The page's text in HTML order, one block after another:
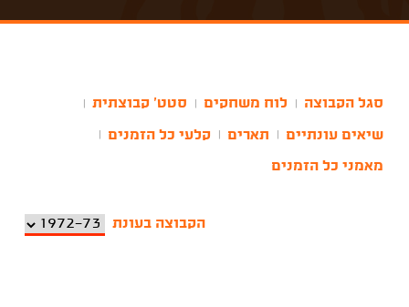
סגל הקבוצה לוח משחקים סטט' קבוצתית
שיאים עונתיים תארים קלעי כל הזמנים
מאמני כל הזמנים
הקבוצה בעונת